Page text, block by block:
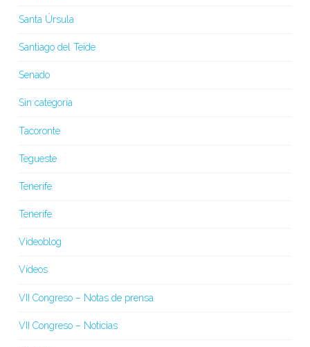
Santa Úrsula
Santiago del Teide
Senado
Sin categoría
Tacoronte
Tegueste
Tenerife
Tenerife
Videoblog
Vídeos
VII Congreso – Notas de prensa
VII Congreso – Noticias